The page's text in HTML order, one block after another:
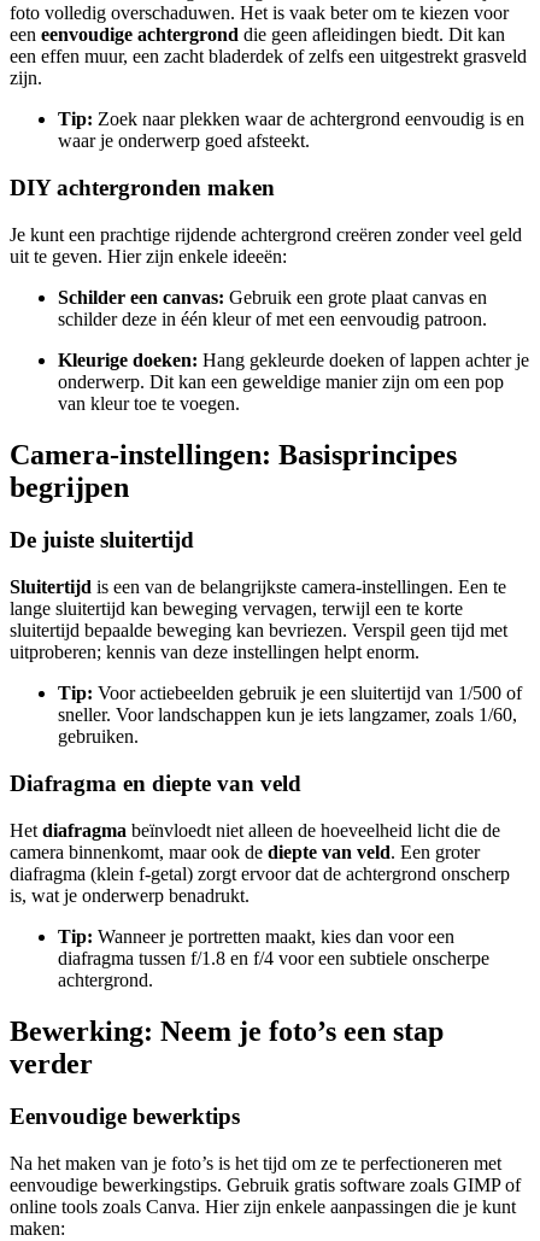
foto volledig overschaduwen. Het is vaak beter om te kiezen voor
een eenvoudige achtergrond die geen afleidingen biedt. Dit kan
een effen muur, een zacht bladerdek of zelfs een uitgestrekt grasveld
zijn.
Tip: Zoek naar plekken waar de achtergrond eenvoudig is en
waar je onderwerp goed afsteekt.
DIY achtergronden maken
Je kunt een prachtige rijdende achtergrond creëren zonder veel geld
uit te geven. Hier zijn enkele ideeën:
Schilder een canvas: Gebruik een grote plaat canvas en
schilder deze in één kleur of met een eenvoudig patroon.
Kleurige doeken: Hang gekleurde doeken of lappen achter je
onderwerp. Dit kan een geweldige manier zijn om een pop
van kleur toe te voegen.
Camera-instellingen: Basisprincipes
begrijpen
De juiste sluitertijd
Sluitertijd is een van de belangrijkste camera-instellingen. Een te
lange sluitertijd kan beweging vervagen, terwijl een te korte
sluitertijd bepaalde beweging kan bevriezen. Verspil geen tijd met
uitproberen; kennis van deze instellingen helpt enorm.
Tip: Voor actiebeelden gebruik je een sluitertijd van 1/500 of
sneller. Voor landschappen kun je iets langzamer, zoals 1/60,
gebruiken.
Diafragma en diepte van veld
Het diafragma beïnvloedt niet alleen de hoeveelheid licht die de
camera binnenkomt, maar ook de diepte van veld. Een groter
diafragma (klein f-getal) zorgt ervoor dat de achtergrond onscherp
is, wat je onderwerp benadrukt.
Tip: Wanneer je portretten maakt, kies dan voor een
diafragma tussen f/1.8 en f/4 voor een subtiele onscherpe
achtergrond.
Bewerking: Neem je foto’s een stap
verder
Eenvoudige bewerktips
Na het maken van je foto’s is het tijd om ze te perfectioneren met
eenvoudige bewerkingstips. Gebruik gratis software zoals GIMP of
online tools zoals Canva. Hier zijn enkele aanpassingen die je kunt
maken: